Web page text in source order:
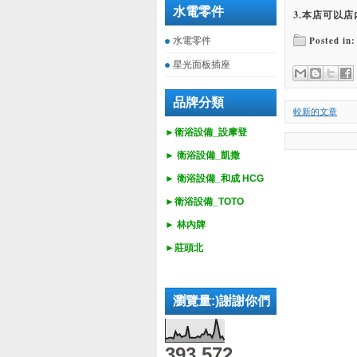
水電零件
水電零件
星光面板插座
品牌分類
►衛浴設備_設摩登
► 衛浴設備_ 凱撒
► 衛浴設備_ 和成 HCG
►衛浴設備_ TOTO
► 林內牌
►莊頭北
瀏覽量:)謝謝你們
3.本店可以店
Posted in:
較新的文章